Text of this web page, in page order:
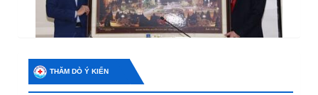
THĂM DÒ Ý KIẾN